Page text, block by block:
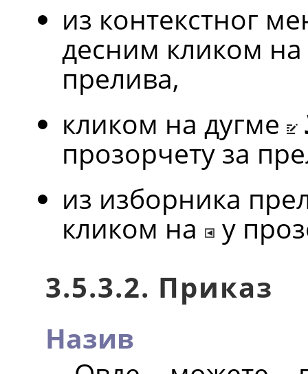
из контекстног
десним кликом
прелива,
кликом на дугме
прозорчету за
из изборника
кликом на
у
3.5.3.2. Приказ
Назив